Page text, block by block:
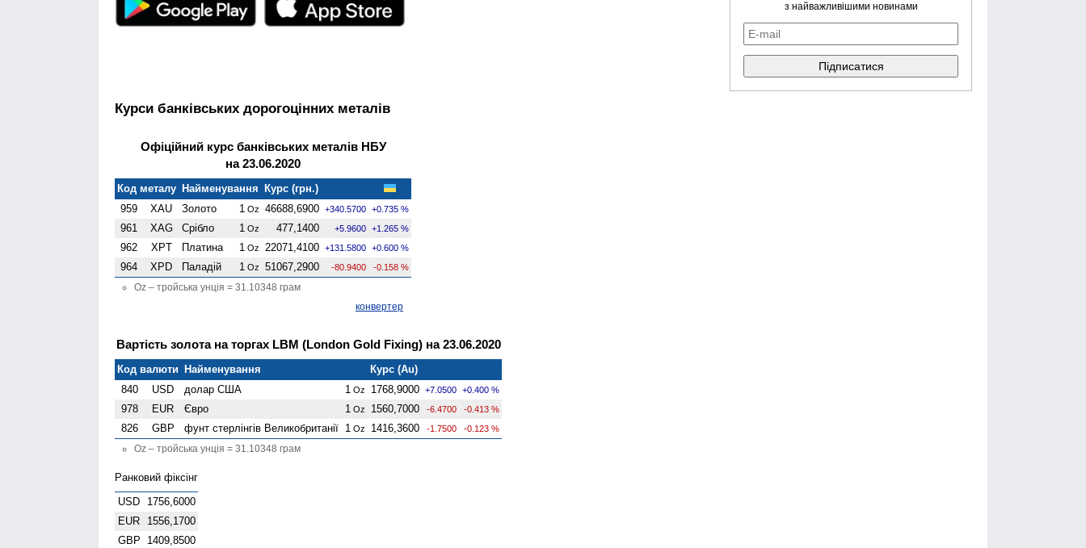
Курси банківських дорогоцінних металів
Офіційний курс банківських металів НБУ
на 23.06.2020
Код металу Найменування
Курс (грн.)
959
XAU Золото 1 Oz 46688,6900 +340.5700 +0.735 %
961 XAG Срібло 1 Oz 477,1400 +5.9600 +1.265 %
962 XPT Платина 1 Oz 22071,4100 +131.5800 +0.600 %
964 XPD Паладій 1 Oz 51067,2900 -80.9400 -0.158 %
Oz – тройська унція = 31.10348 грам
конвертер
Вартість золота на торгах LBM (London Gold Fixing) на 23.06.2020
Код валюти Найменування
Курс (Au)
840
USD долар США 1 Oz 1768,9000 +7.0500 +0.400 %
978 EUR Євро 1 Oz 1560,7000 -6.4700 -0.413 %
826 GBP фунт стерлінгів Велико­британії 1 Oz 1416,3600 -1.7500 -0.123 %
Oz – тройська унція = 31.10348 грам
Ранковий фіксінг
USD
1756,6000
EUR
1556,1700
GBP
1409,8500
з найважливішими новинами